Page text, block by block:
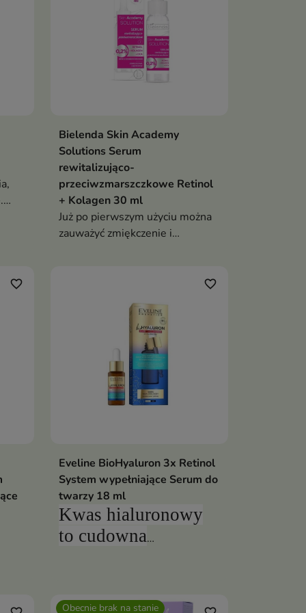
Bielenda Skin Academy
Solutions Serum
rewitalizująco-
przeciwzmarszczkowe Retinol
+ Kolagen 30 ml
Już po pierwszym użyciu można
zauważyć zmiękczenie i
favorite_border favorite_border
Eveline BioHyaluron 3x Retinol
System wypełniające Serum do
twarzy 18 ml
Kwas hialuronowy
to cudowna
wygładza cerę
Obecnie brak na stanie